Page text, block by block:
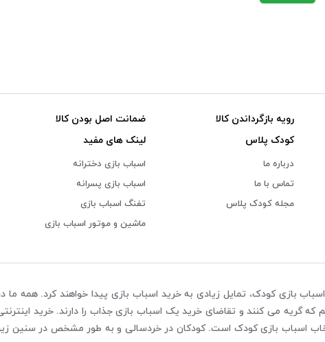
رویه بازگرداندن کالا
ضمانت اصل بودن کالا
کودک پلاس
درباره ما
تماس با ما
مجله کودک پلاس
لینک های مفید
اسباب بازی دخترانه
اسباب بازی پسرانه
تفنگ اسباب بازی
ماشین و موتور اسباب بازی
بازی کودک، تمایل زیادی به خرید اسباب بازی پیدا خواهند کرد. همه ما
که گریه می کنند و تقاضای خرید یک اسباب بازی جذاب را دارند. خرید
اسباب بازی کودک است. کودکان در خردسالی و به طور مشخص در سنین